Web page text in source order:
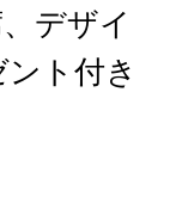
デザイ
ト付き